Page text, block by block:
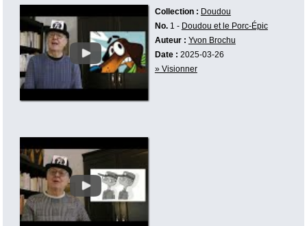
Collection : Doudou
No.1 - Doudou et le Porc-Épic
Auteur : Yvon Brochu
Date : 2025-03-26
» Visionner